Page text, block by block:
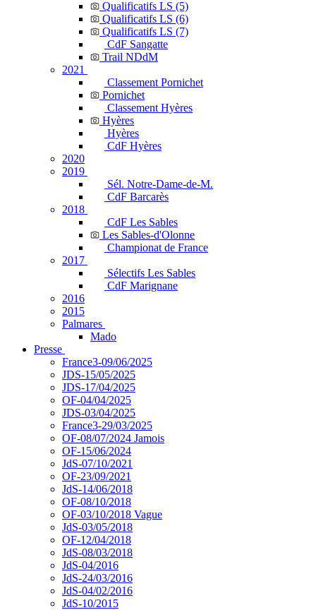
Qualificatifs LS (5)
Qualificatifs LS (6)
Qualificatifs LS (7)
CdF Sangatte
Trail NDdM
2021
Classement Pornichet
Pornichet
Classement Hyères
Hyères
Hyères
CdF Hyères
2020
2019
Sél. Notre-Dame-de-M.
CdF Barcarès
2018
CdF Les Sables
Les Sables-d'Olonne
Championat de France
2017
Sélectifs Les Sables
CdF Marignane
2016
2015
Palmares
Mado
Presse
France3-09/06/2025
JDS-15/05/2025
JDS-17/04/2025
OF-04/04/2025
JDS-03/04/2025
France3-29/03/2025
OF-08/07/2024 Jamois
OF-15/06/2024
JdS-07/10/2021
OF-23/09/2021
JdS-14/06/2018
OF-08/10/2018
OF-03/10/2018 Vague
JdS-03/05/2018
OF-12/04/2018
JdS-08/03/2018
JdS-04/2016
JdS-24/03/2016
JdS-04/02/2016
JdS-10/2015